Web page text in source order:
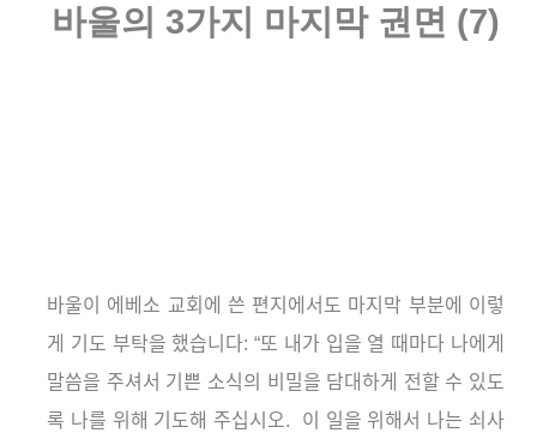
바울의 3가지 마지막 권면 (7)
바울이 에베소 교회에 쓴 편지에서도 마지막 부분에 이렇
게 기도 부탁을 했습니다:“또 내가 입을 열 때마다 나에게
말씀을 주셔서 기쁜 소식의 비밀을 담대하게 전할 수 있도
록 나를 위해 기도해 주십시오.
이 일을 위해서 나는 쇠사